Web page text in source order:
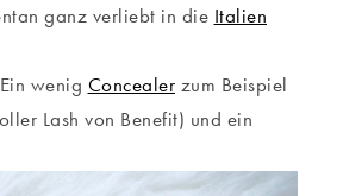
ganz verliebt in die Italien
wenig Concealer zum Beispiel
Lash von Benefit) und ein